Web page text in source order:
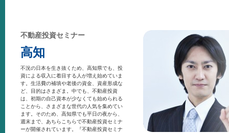
不動産投資セミナー
高知
不況の日本を生き抜くため、高知県でも、投
資による収入に着目する人が増え始めていま
す。生活費の補填や老後の資金、資産形成な
ど、目的はさまざま。中でも、不動産投資
は、初期の自己資本が少なくても始められる
ことから、さまざまな世代の人気を集めてい
ます。そのため、高知県でも平日の夜から、
週末まで、あちらこちらで不動産投資セミナ
ーが開催されています。『不動産投資セミナ